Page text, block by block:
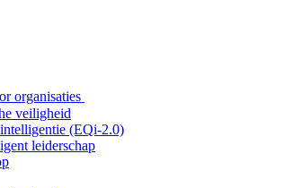
organisaties
veiligheid
(EQi-2.0)
leiderschap